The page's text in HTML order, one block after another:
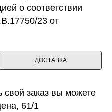
о соответствии
23 от
ДОСТАВКА
свой заказ вы можете
61/1